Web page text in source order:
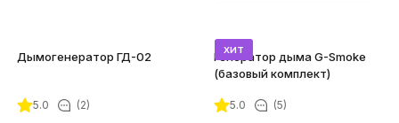
Дымогенератор ГД-02
5.0 (2)
хит
Генератор дыма G-Smoke
(базовый комплект)
5.0 (5)